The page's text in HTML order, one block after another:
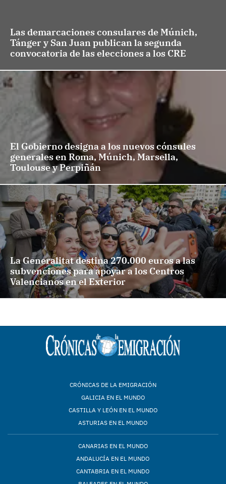
Las demarcaciones consulares de Múnich,
Tánger y San Juan publican la segunda
convocatoria de las elecciones a los CRE
El Gobierno designa a los nuevos cónsules
generales en Roma, Múnich, Marsella,
Toulouse y Perpiñán
La Generalitat destina 270.000 euros a las
subvenciones para apoyar a los Centros
Valencianos en el Exterior
CRÓNICAS DE LA EMIGRACIÓN
GALICIA EN EL MUNDO
CASTILLA Y LEÓN EN EL MUNDO
ASTURIAS EN EL MUNDO
CANARIAS EN EL MUNDO
ANDALUCÍA EN EL MUNDO
CANTABRIA EN EL MUNDO